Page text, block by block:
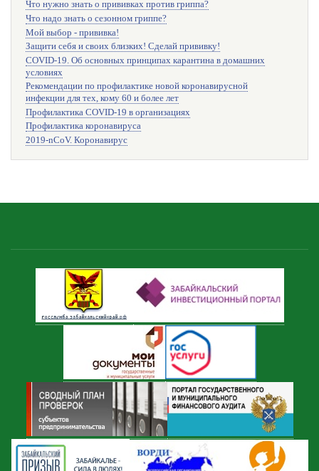
Что нужно знать о прививках против гриппа?
Что надо знать о сезонном гриппе?
Мой выбор - прививка!
Защити себя и своих близких! Сделай прививку!
COVID-19. Об основных принципах карантина в домашних
условиях
Рекомендации по профилактике новой коронавирусной
инфекции для тех, кому 60 и более лет
Профилактика COVID-19 в организациях
Профилактика коронавируса
2019-nCoV. Коронавирус